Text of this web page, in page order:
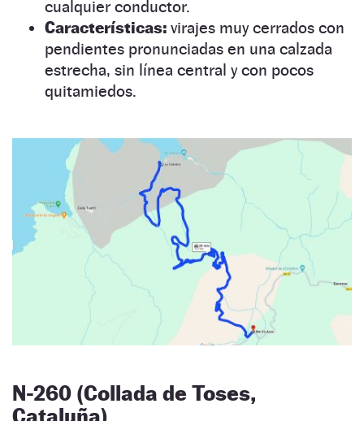
cualquier conductor.
Características: virajes muy cerrados con
pendientes pronunciadas en una calzada
estrecha, sin línea central y con pocos
quitamiedos.
N-260 (Collada de Toses,